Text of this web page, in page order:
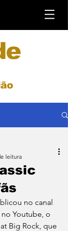
leitura
no canal
Youtube, o
Big Rock, que